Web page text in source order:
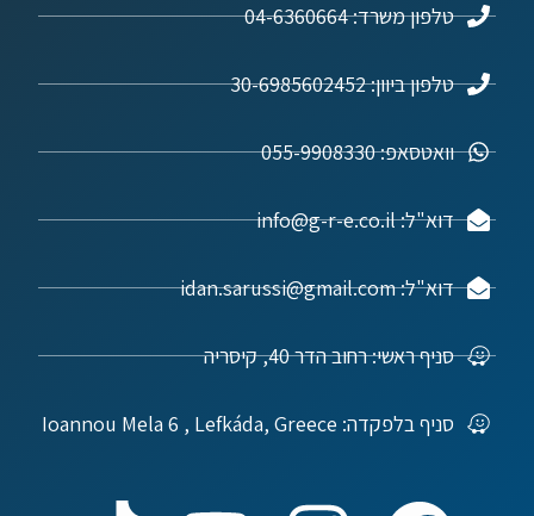
טלפון משרד: 04-6360664
טלפון ביוון: 30-6985602452
וואטסאפ: 055-9908330
דוא"ל: info@g-r-e.co.il
דוא"ל: idan.sarussi@gmail.com
סניף ראשי: רחוב הדר 40, קיסריה
סניף בלפקדה: Ioannou Mela 6 , Lefkáda, Greece